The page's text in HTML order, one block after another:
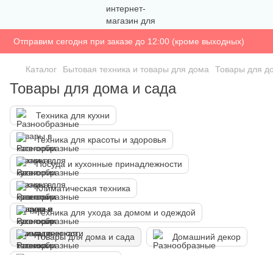
Отправим сегодня при заказе до 12:00 (кроме выходных)
Каталог Бытовая техника и товары для дома Товары для
Товары для дома и сада
Техника для кухни
Техника для красоты и здоровья
Посуда и кухонные принадлежности
Климатическая техника
Техника для ухода за домом и одеждой
Товары для дома и сада Домашний декор